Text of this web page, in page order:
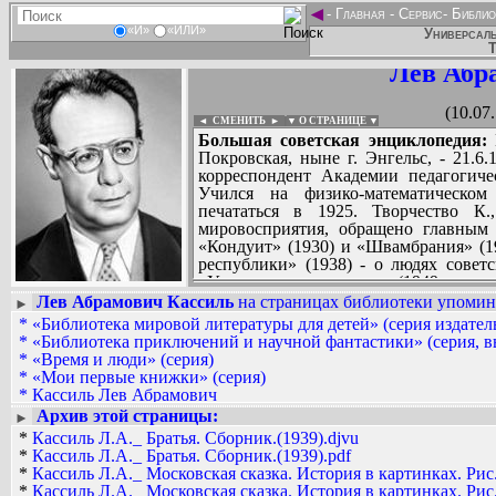
«И» «ИЛИ»
◄- Главная - Сервис-
Лев
◄ СМЕНИТЬ ► ▼ О СТРАНИЦЕ ▼
Большая советская энциклопедия:
Покровская, ныне г. Энгельс, -
корреспондент Академии
Учился на физико-
печататься в 1925. Творчество
мировосприятия, обращено
«Кондуит» (1930) и «Швамбрания»
республики» (1938) - о людях
«Улица младшего сына» (1949,
СССР, 1950; одноименный фильм,
«Великое противостояние» (книги
искусства; «Черемыш, брат героя»
Ваше высочество!» (1964) -
публицистических книг для
хорошую» (1959). Творчество К.
меткостью языка. Его книги
СССР. Награжден 4 орденами, а также
Вадим Ершов...
...
СПИСОК НЕКОТОРЫХ
...
► Лев Абрамович Кассиль на страницах библиотеки
* «Библиотека мировой литературы для детей» (серия
* «Библиотека приключений и научной фантастики» (серия,
* «Время и люди» (серия)
* «Мои первые книжки» (серия)
* Кассиль Лев Абрамович
►
Архив этой страницы:
* Кассиль Л.А._ Братья. Сборник.(1939).djvu
* Кассиль Л.А._ Братья. Сборник.(1939).pdf
* Кассиль Л.А._ Московская сказка. История в картинках.
* Кассиль Л.А._ Московская сказка. История в картинках.